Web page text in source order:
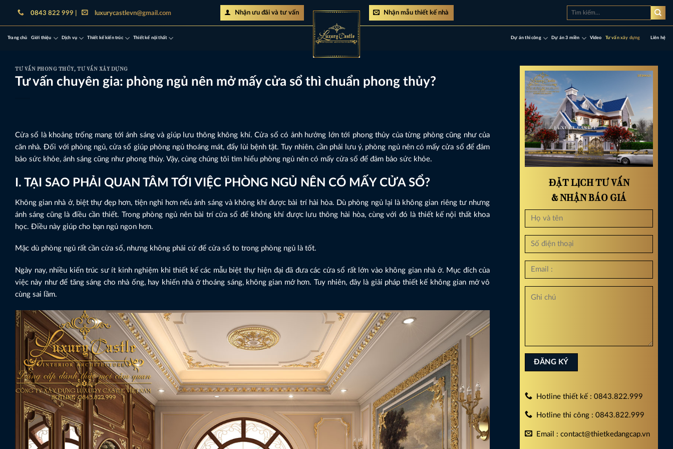
dung
0843 822 999 | luxurycastlevn@gmail.com Nhận ưu đãi và tư vấn Nhận mẫu thiết kế nhà
Tìm
Trang chủ Giới thiệu Dịch vụ Thiết kế kiến trúc Thiết kế nội thất Dự án thi công Dự án 3 miền Video Tư vấn xây dựng Liên hệ
TƯ VẤN PHONG THỦY, TƯ VẤN XÂY DỰNG
Tư vấn chuyên gia: phòng ngủ nên mở mấy cửa sổ thì chuẩn phong thủy?
Cửa sổ là khoảng trống mang tới ánh sáng và giúp lưu thông không khí. Cửa sổ có ảnh hưởng lớn tới phong thủy của từng phòng cũng như của
căn nhà. Đối với phòng ngủ, cửa sổ giúp phòng ngủ thoáng mát, đẩy lùi bệnh tật. Tuy nhiên, cần phải lưu ý, phòng ngủ nên có mấy cửa sổ để đảm
bảo sức khỏe, ánh sáng cũng như phong thủy. Vậy, cùng chúng tôi tìm hiểu phòng ngủ nên có mấy cửa sổ để đảm bảo sức khỏe.
I. TẠI SAO PHẢI QUAN TÂM TỚI VIỆC PHÒNG NGỦ NÊN CÓ MẤY CỬA SỔ?
Không gian nhà ở, biệt thự đẹp hơn, tiện nghi hơn nếu ánh sáng và không khí được bài trí hài hòa. Dù phòng ngủ lại là không gian riêng tư nhưng
ánh sáng cũng là điều cần thiết. Trong phòng ngủ nên bài trí cửa sổ để không khí được lưu thông hài hòa, cùng với đó là thiết kế nội thất khoa
học. Điều này giúp cho bạn ngủ ngon hơn.
Mặc dù phòng ngủ rất cần cửa sổ, nhưng không phải cứ để cửa sổ to trong phòng ngủ là tốt.
Ngày nay, nhiều kiến trúc sư ít kinh nghiệm khi thiết kế các mẫu biệt thự hiện đại đã đưa các cửa sổ rất lớn vào không gian nhà ở. Mục đích của
việc này như để tăng sáng cho nhà ống, hay khiến nhà ở thoáng sáng, không gian mở hơn. Tuy nhiên, đây là giải pháp thiết kế không gian mở vô
cùng sai lầm.
ĐẶT LỊCH TƯ VẤN
& NHẬN BÁO GIÁ
Hotline thiết kế : 0843.822.999
Hotline thi công : 0843.822.999
Email : contact@thietkedangcap.vn